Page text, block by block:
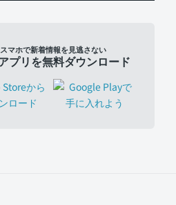
スマホで新着情報を見逃さない
プリを無料ダウンロード